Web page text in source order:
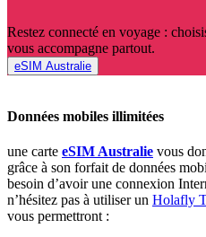
Restez connecté en voyage :
vous accompagne partout.
eSIM Australie
Données mobiles illimitées
une carte eSIM Australie vous
grâce à son forfait de données
besoin d’avoir une connexion
n’hésitez pas à utiliser un Holafly
vous permettront :